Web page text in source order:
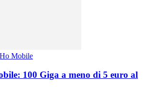
Mobile
100 Giga a meno di 5 euro al